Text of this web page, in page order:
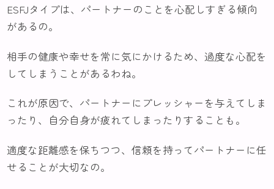
ESFJタイプは、パートナーのことを心配しすぎる傾向
があるの。
相手の健康や幸せを常に気にかけるため、過度な心配を
してしまうことがあるわね。
これが原因で、パートナーにプレッシャーを与えてしま
ったり、自分自身が疲れてしまったりすることも。
適度な距離感を保ちつつ、信頼を持ってパートナーに任
せることが大切なの。